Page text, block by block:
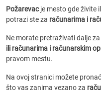
Požarevacje mesto gde živite
potrazi ste za računarima i
Ne morate pretraživati dalje za
ili računarima i računarskim
pravom mestu.
Na ovoj stranici možete
što vas zanima vezano za